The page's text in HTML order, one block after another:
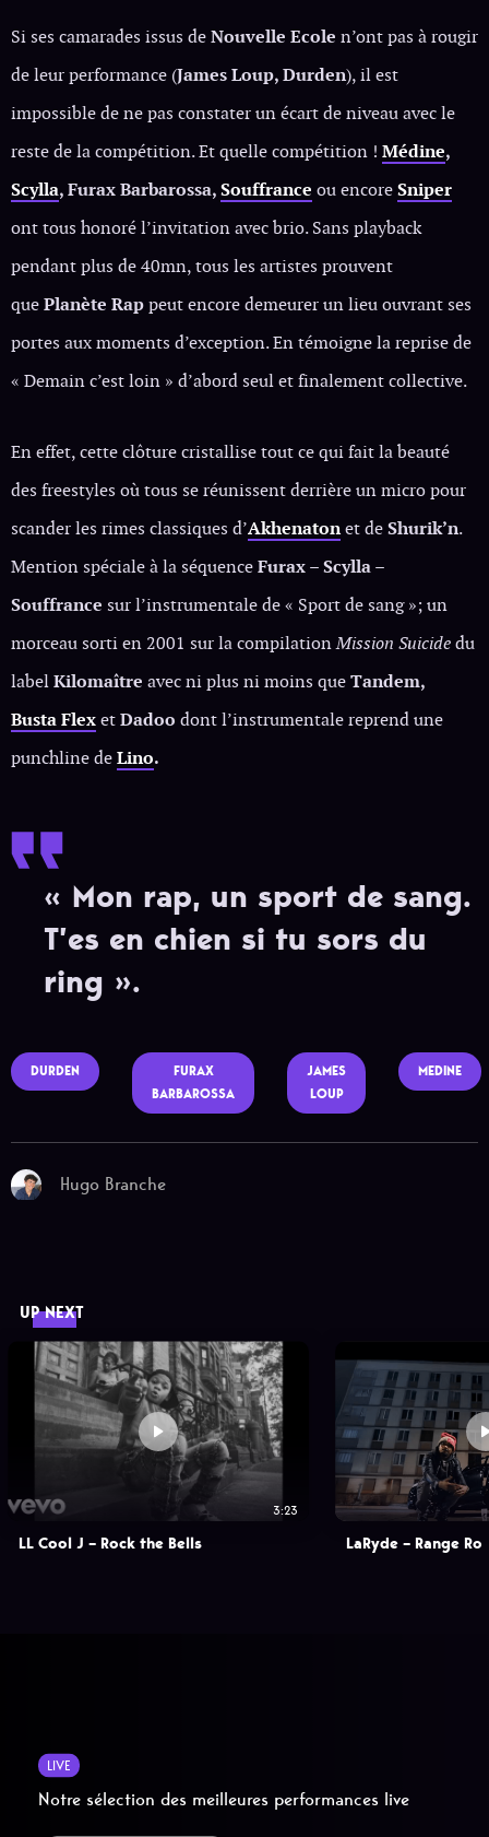
Si ses camarades issus deNouvelle Ecole n’ont pas à rougir
de leur performance (James Loup, Durden), il est
impossible de ne pas constater un écart de niveau avec le
reste de la compétition. Et quelle compétition ! Médine,
Scylla, Furax Barbarossa,Souffrance ou encoreSniper
ont tous honoré l’invitation avec brio. Sans playback
pendant plus de 40mn, tous les artistes prouvent
quePlanète Rappeut encore demeurer un lieu ouvrant ses
portes aux moments d’exception. En témoigne la reprise de
« Demain c’est loin » d’abord seul et finalement collective.
En effet, cette clôture cristallise tout ce qui fait la beauté
des freestyles où tous se réunissent derrière un micro pour
scander les rimes classiques d’Akhenatonet deShurik’n.
Mention spéciale à la séquenceFurax – Scylla –
Souffrance sur l’instrumentale de « Sport de sang »; un
morceau sorti en 2001 sur la compilationMission Suicidedu
labelKilomaître avec ni plus ni moins queTandem,
Busta FlexetDadoo dont l’instrumentale reprend une
punchline deLino.
« Mon rap, un sport de sang.
T’es en chien si tu sors du
ring ».
DURDEN
FURAX
BARBAROSSA
JAMES
LOUP
MEDINE
Hugo Branche
UP NEXT
3:23
LL Cool J – Rock the Bells LaRyde – Range Ro
LIVE
Notre sélection des meilleures performances live